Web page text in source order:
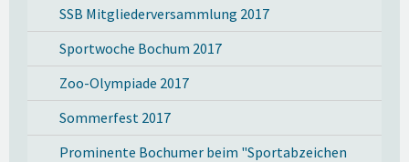
SSB Mitgliederversammlung 2017
Sportwoche Bochum 2017
Zoo-Olympiade 2017
Sommerfest 2017
Prominente Bochumer beim "Sportabzeichen